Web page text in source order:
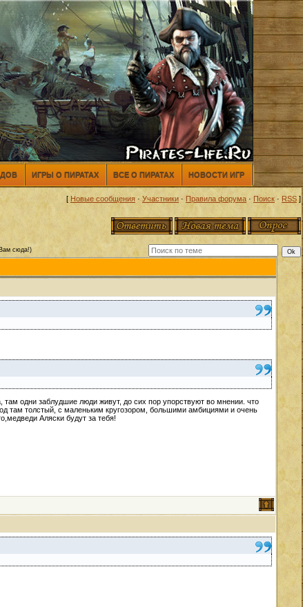
ИГРЫ О ПИРАТАХ ВСЕ О ПИРАТАХ НОВОСТИ ИГР
[ Новые сообщения · Участники · Правила форума · Поиск · RSS]
сюда!)
одни заблудшие люди живут, до сих пор упорствуют во мнении. что
там толстый, с маленьким кругозором, большими амбициями и очень
Аляски будут за тебя!